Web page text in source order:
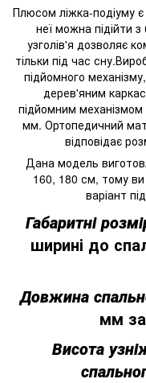
Плюсом ліжка-подіуму
неї можна підійти
узголів'я дозволяє
тільки під час
підйомного
дерев'яним
підйомним
мм. Ортопедичний
відповідає
Дана модель
160, 180 см, тому ви
варіант
Габаритні
ширині до
Довжина
мм
Висота